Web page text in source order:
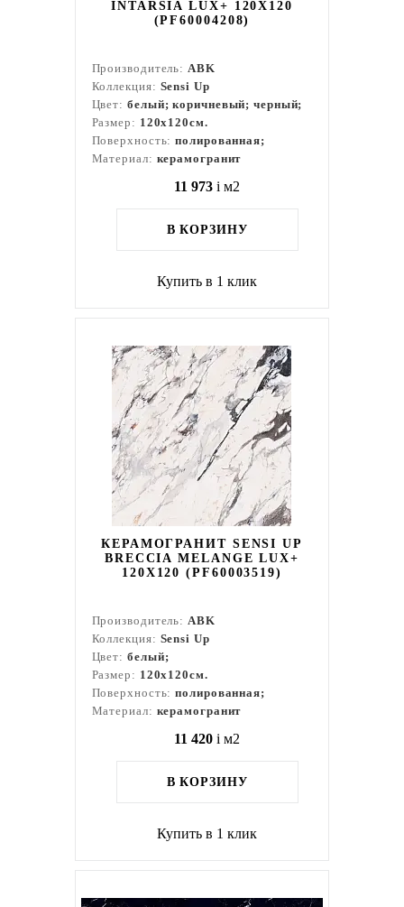
INTARSIA LUX+ 120X120
(PF60004208)
Производитель:ABK
Коллекция: Sensi Up
Цвет: белый; коричневый; черный;
Размер: 120x120см.
Поверхность:полированная;
Материал: керамогранит
11 973 i м2
В КОРЗИНУ
Купить в 1 клик
КЕРАМОГРАНИТ SENSI UP
BRECCIA MELANGE LUX+
120X120 (PF60003519)
Производитель:ABK
Коллекция: Sensi Up
Цвет: белый;
Размер: 120x120см.
Поверхность:полированная;
Материал: керамогранит
11 420 i м2
В КОРЗИНУ
Купить в 1 клик